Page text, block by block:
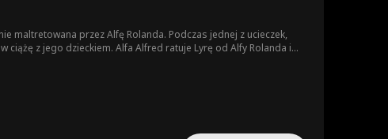
maltretowana przez Alfę Rolanda. Podczas jednej z ucieczek,
z jego dzieckiem. Alfa Alfred ratuje Lyrę od Alfy Rolanda i